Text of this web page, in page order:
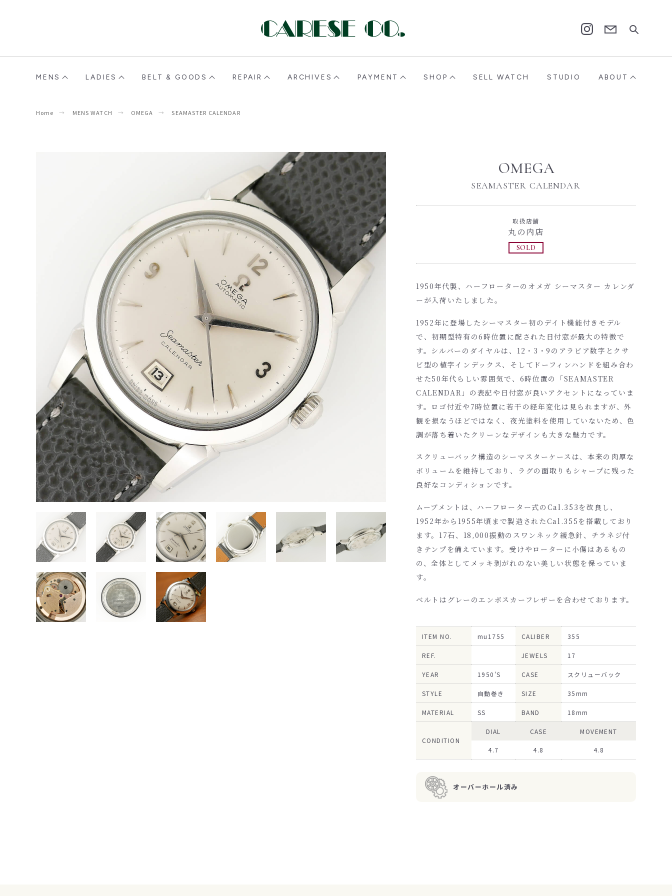
MENS LADIES BELT & GOODS REPAIR ARCHIVES PAYMENT SHOP SELL WATCH STUDIO ABOUT
Home MENS WATCH OMEGA SEAMASTER CALENDAR
OMEGA
SEAMASTER CALENDAR
取扱店舗
丸の内店
SOLD
1950年代製、ハーフローターのオメガ シーマスター カレンダ
ーが入荷いたしました。
1952年に登場したシーマスター初のデイト機能付きモデル
で、初期型特有の6時位置に配された日付窓が最大の特徴で
す。シルバーのダイヤルは、12・3・9のアラビア数字とクサ
ビ型の植字インデックス、そしてドーフィンハンドを組み合わ
せた50年代らしい雰囲気で、6時位置の「SEAMASTER
CALENDAR」の表記や日付窓が良いアクセントになっていま
す。ロゴ付近や7時位置に若干の経年変化は見られますが、外
観を損なうほどではなく、夜光塗料を使用していないため、色
調が落ち着いたクリーンなデザインも大きな魅力です。
スクリューバック構造のシーマスターケースは、本来の肉厚な
ボリュームを維持しており、ラグの面取りもシャープに残った
良好なコンディションです。
ムーブメントは、ハーフローター式のCal.353を改良し、
1952年から1955年頃まで製造されたCal.355を搭載しており
ます。17石、18,000振動のスワンネック緩急針、チラネジ付
きテンプを備えています。受けやローターに小傷はあるもの
の、全体としてメッキ剥がれのない美しい状態を保っていま
す。
ベルトはグレーのエンボスカーフレザーを合わせております。
ITEM NO. mu1755 CALIBER 355
REF. JEWELS 17
YEAR 1950'S CASE スクリューバック
STYLE 自動巻き SIZE 35mm
MATERIAL SS BAND 18mm
CONDITION
DIAL CASE MOVEMENT
4.7 4.8 4.8
オーバーホール済み